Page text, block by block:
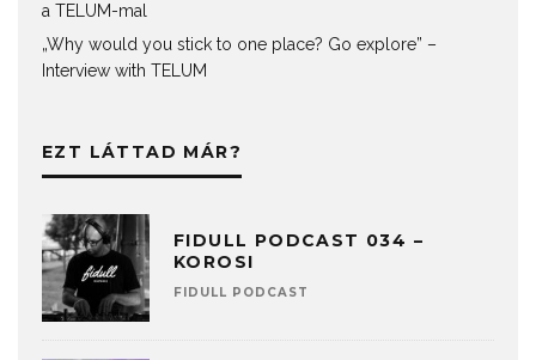
a TELUM-mal
„Why would you stick to one place? Go explore” –
Interview with TELUM
EZT LÁTTAD MÁR?
FIDULL PODCAST 034 –
KOROSI
FIDULL PODCAST